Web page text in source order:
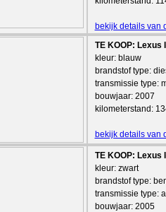
bekijk details van
TE KOOP: Lexus
kleur: blauw
brandstof type:
transmissie type:
bouwjaar: 2007
kilometerstand:
bekijk details van
TE KOOP: Lexus
kleur: zwart
brandstof type:
transmissie type:
bouwjaar: 2005